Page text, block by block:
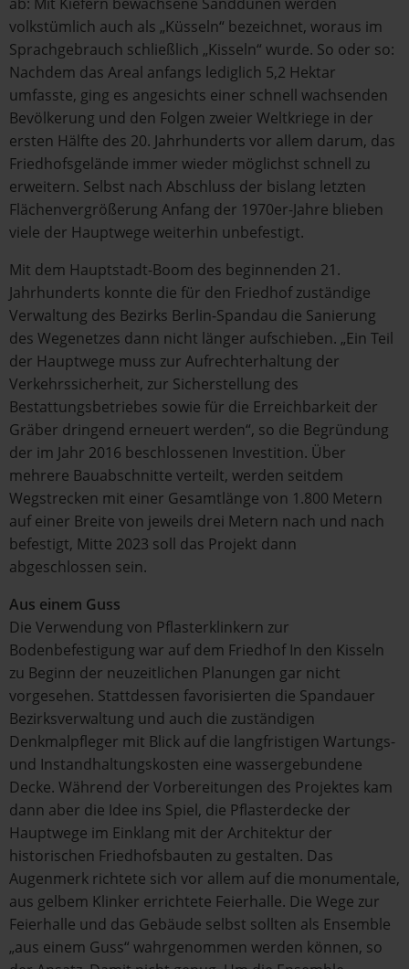
volkstümlich auch als „Küsseln“ bezeichnet, woraus im
Sprachgebrauch schließlich „Kisseln“ wurde. So oder so:
Nachdem das Areal anfangs lediglich 5,2 Hektar
umfasste, ging es angesichts einer schnell wachsenden
Bevölkerung und den Folgen zweier Weltkriege in der
ersten Hälfte des 20. Jahrhunderts vor allem darum, das
Friedhofsgelände immer wieder möglichst schnell zu
erweitern. Selbst nach Abschluss der bislang letzten
Flächenvergrößerung Anfang der 1970er-Jahre blieben
viele der Hauptwege weiterhin unbefestigt.
Mit dem Hauptstadt-Boom des beginnenden 21.
Jahrhunderts konnte die für den Friedhof zuständige
Verwaltung des Bezirks Berlin-Spandau die Sanierung
des Wegenetzes dann nicht länger aufschieben. „Ein Teil
der Hauptwege muss zur Aufrechterhaltung der
Verkehrssicherheit, zur Sicherstellung des
Bestattungsbetriebes sowie für die Erreichbarkeit der
Gräber dringend erneuert werden“, so die Begründung
der im Jahr 2016 beschlossenen Investition. Über
mehrere Bauabschnitte verteilt, werden seitdem
Wegstrecken mit einer Gesamtlänge von 1.800 Metern
auf einer Breite von jeweils drei Metern nach und nach
befestigt, Mitte 2023 soll das Projekt dann
abgeschlossen sein.
Aus einem Guss
Die Verwendung von Pflasterklinkern zur
Bodenbefestigung war auf dem Friedhof In den Kisseln
zu Beginn der neuzeitlichen Planungen gar nicht
vorgesehen. Stattdessen favorisierten die Spandauer
Bezirksverwaltung und auch die zuständigen
Denkmalpfleger mit Blick auf die langfristigen Wartungs-
und Instandhaltungskosten eine wassergebundene
Decke. Während der Vorbereitungen des Projektes kam
dann aber die Idee ins Spiel, die Pflasterdecke der
Hauptwege im Einklang mit der Architektur der
historischen Friedhofsbauten zu gestalten. Das
Augenmerk richtete sich vor allem auf die monumentale,
aus gelbem Klinker errichtete Feierhalle. Die Wege zur
Feierhalle und das Gebäude selbst sollten als Ensemble
„aus einem Guss“ wahrgenommen werden können, so